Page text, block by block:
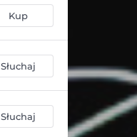
Kup
Słuchaj
Słuchaj